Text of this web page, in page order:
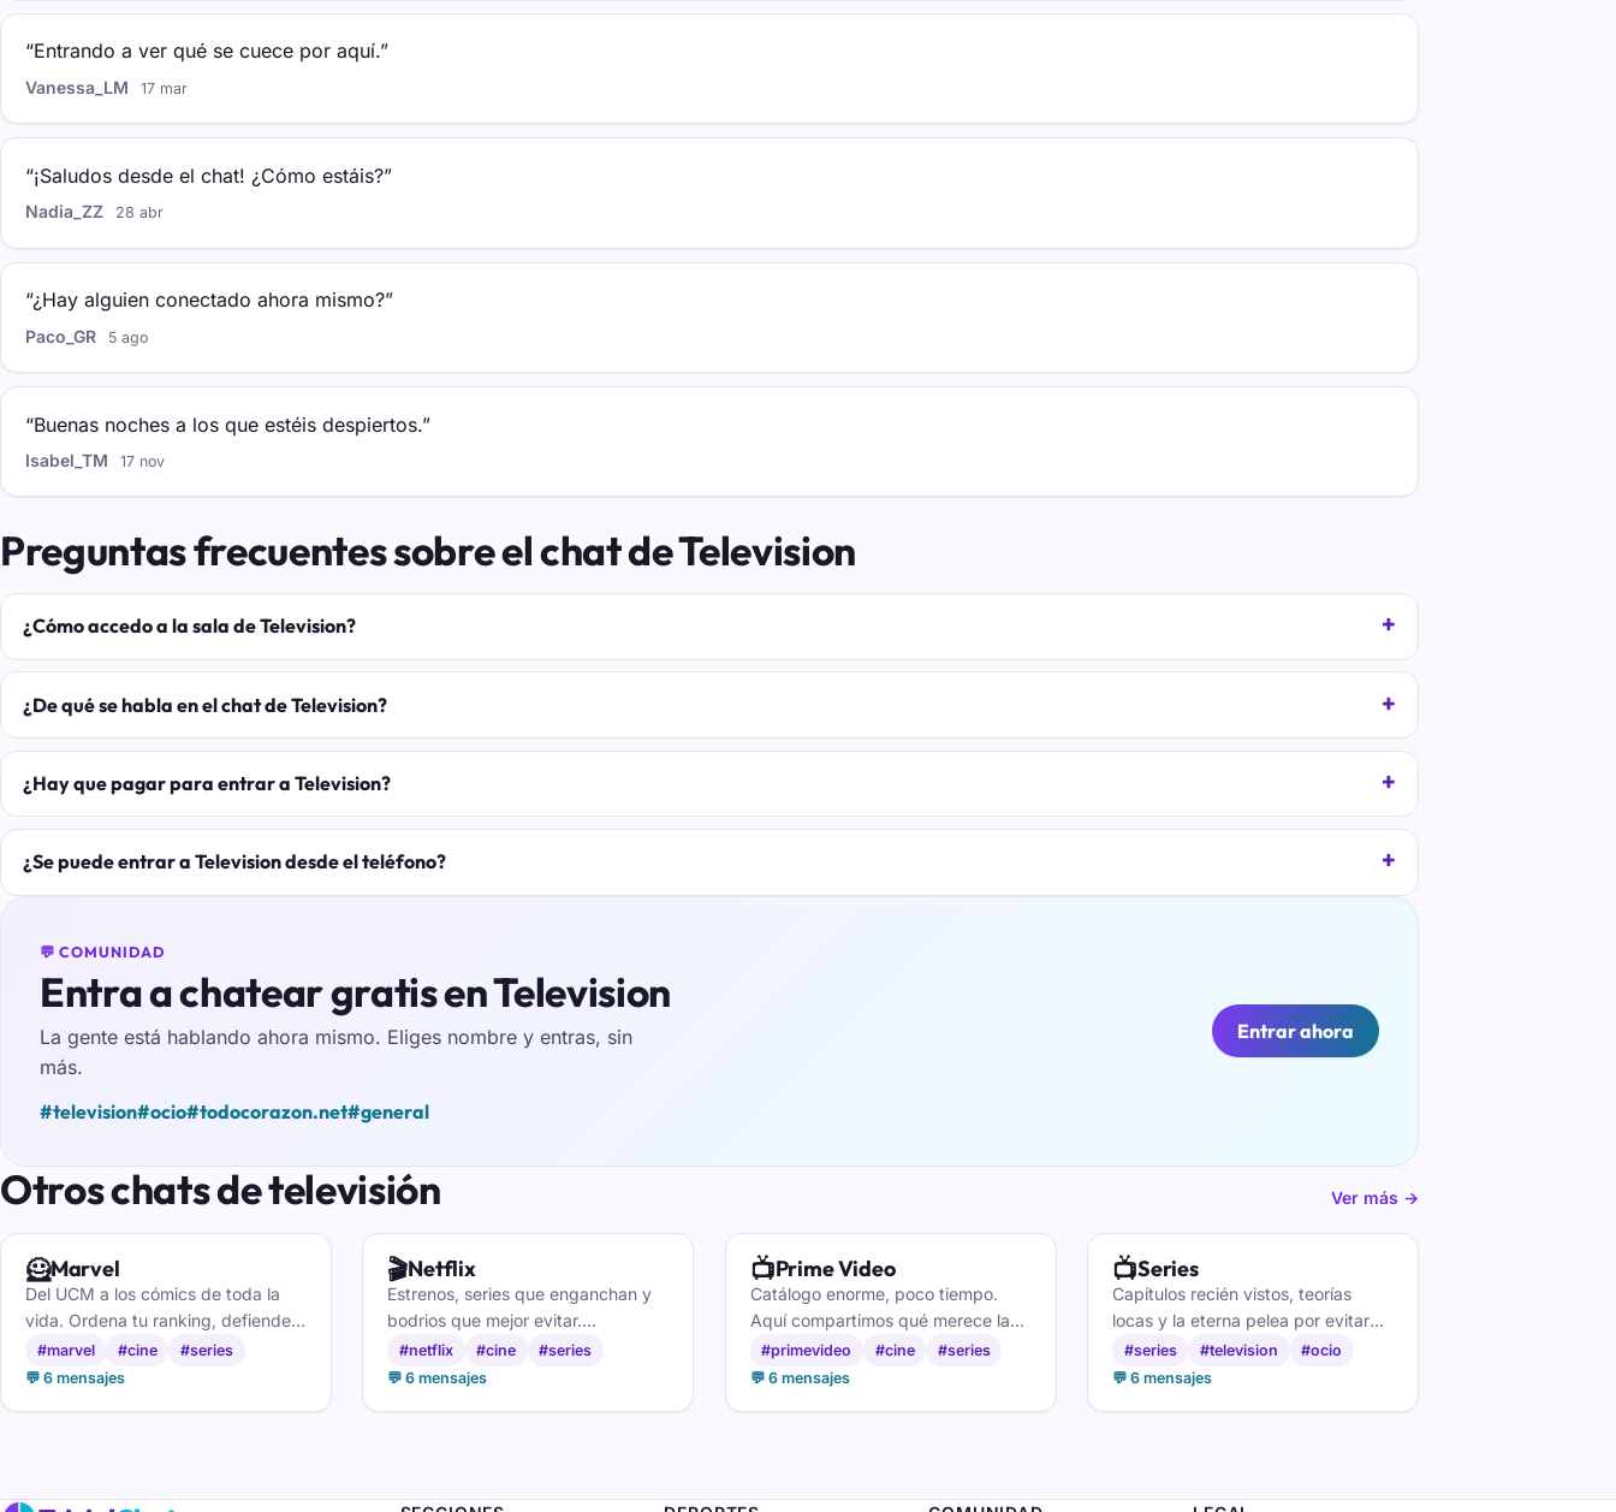
“Entrando a ver qué se cuece por aquí.”
Vanessa_LM 17 mar
“¡Saludos desde el chat! ¿Cómo estáis?”
Nadia_ZZ 28 abr
“¿Hay alguien conectado ahora mismo?”
Paco_GR 5 ago
“Buenas noches a los que estéis despiertos.”
Isabel_TM 17 nov
Preguntas frecuentes sobre el chat de Television
¿Cómo accedo a la sala de Television?
¿De qué se habla en el chat de Television?
¿Hay que pagar para entrar a Television?
¿Se puede entrar a Television desde el teléfono?
💬 COMUNIDAD
Entra a chatear gratis en Television
La gente está hablando ahora mismo. Eliges nombre y entras, sin
más.
#television#ocio#todocorazon.net#general
Entrar ahora
Otros chats de televisión Ver más →
🦸Marvel
Del UCM a los cómics de toda la
vida. Ordena tu ranking, defiende a
tu héroe favorito y monta teorías
con otros que se saben las escenas
#marvel #cine
#series
💬 6 mensajes
🎬Netflix
Estrenos, series que enganchan y
bodrios que mejor evitar.
Cuéntanos qué estás viendo y
llévate ideas frescas para tu
#netflix #cine
#series
💬 6 mensajes
📺Prime Video
Catálogo enorme, poco tiempo.
Aquí compartimos qué merece la
pena en Prime Video, qué dejar a
medias y esa serie que nadie te
#primevideo #cine
#series
💬 6 mensajes
📺Series
Capítulos recién vistos, teorías
locas y la eterna pelea por evitar
spoilers. Para quienes encadenan
temporadas sin pestañear.
#series #television
#ocio
💬 6 mensajes